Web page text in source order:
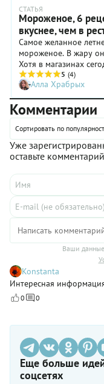
СТАТЬЯ
Мороженое, 6
вкуснее, чем в
Самое желанное
мороженое. В жару
Хотя в магазинах
выбор этого
мороженого,
этом случае можно
из натуральных
которое каждый
делится шеф-
5 (4)
Алла Храбрых
Комментарии
Сортировать по
Уже
оставьте
Ваши
Konstanta
Интересная
0 0
Еще больше
соцсетях